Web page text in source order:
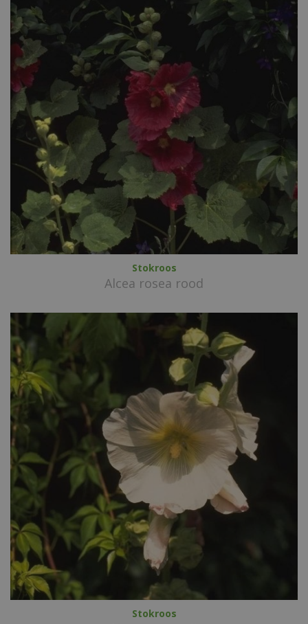
Stokroos
Alcea rosea rood
Stokroos